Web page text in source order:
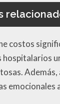
costos
emocionales